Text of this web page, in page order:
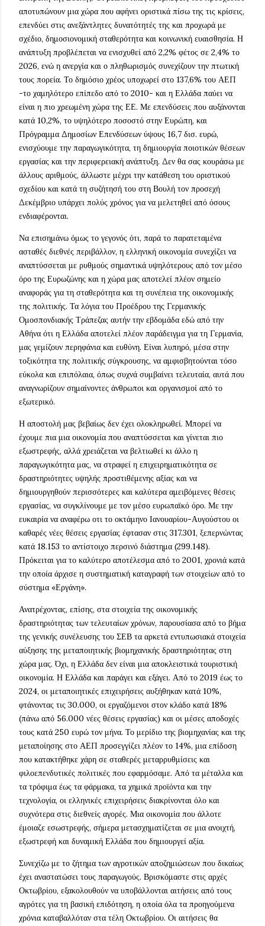
αποτυπώνουν μια χώρα που αφήνει οριστικά πίσω της τις κρίσεις,
επενδύει στις ανεξάντλητες δυνατότητές της και προχωρά με
σχέδιο, δημοσιονομική σταθερότητα και κοινωνική ευαισθησία. Η
ανάπτυξη προβλέπεται να ενισχυθεί από 2,2% φέτος σε 2,4% το
2026, ενώ η ανεργία και ο πληθωρισμός συνεχίζουν την πτωτική
τους πορεία. Το δημόσιο χρέος υποχωρεί στο 137,6% του ΑΕΠ
-το χαμηλότερο επίπεδο από το 2010- και η Ελλάδα παύει να
είναι η πιο χρεωμένη χώρα της ΕΕ. Με επενδύσεις που αυξάνονται
κατά 10,2%, το υψηλότερο ποσοστό στην Ευρώπη, και
Πρόγραμμα Δημοσίων Επενδύσεων ύψους 16,7 δισ. ευρώ,
ενισχύουμε την παραγωγικότητα, τη δημιουργία ποιοτικών θέσεων
εργασίας και την περιφερειακή ανάπτυξη. Δεν θα σας κουράσω με
άλλους αριθμούς, άλλωστε μέχρι την κατάθεση του οριστικού
σχεδίου και κατά τη συζήτησή του στη Βουλή τον προσεχή
Δεκέμβριο υπάρχει πολύς χρόνος για να μελετηθεί από όσους
ενδιαφέρονται.
Να επισημάνω όμως το γεγονός ότι, παρά το παρατεταμένα
ασταθές διεθνές περιβάλλον, η ελληνική οικονομία συνεχίζει να
αναπτύσσεται με ρυθμούς σημαντικά υψηλότερους από τον μέσο
όρο της Ευρωζώνης και η χώρα μας αποτελεί πλέον σημείο
αναφοράς για τη σταθερότητα και τη συνέπεια της οικονομικής
της πολιτικής. Τα λόγια του Προέδρου της Γερμανικής
Ομοσπονδιακής Τράπεζας αυτήν την εβδομάδα εδώ από την
Αθήνα ότι η Ελλάδα αποτελεί πλέον παράδειγμα για τη Γερμανία,
μας γεμίζουν περηφάνια και ευθύνη. Είναι λυπηρό, μέσα στην
τοξικότητα της πολιτικής σύγκρουσης, να αμφισβητούνται τόσο
εύκολα και επιπόλαια, όπως συχνά συμβαίνει τελευταία, αυτά που
αναγνωρίζουν σημαίνοντες άνθρωποι και οργανισμοί από το
εξωτερικό.
Η αποστολή μας βεβαίως δεν έχει ολοκληρωθεί. Μπορεί να
έχουμε πια μια οικονομία που αναπτύσσεται και γίνεται πιο
εξωστρεφής, αλλά χρειάζεται να βελτιωθεί κι άλλο η
παραγωγικότητα μας, να στραφεί η επιχειρηματικότητα σε
δραστηριότητες υψηλής προστιθέμενης αξίας και να
δημιουργηθούν περισσότερες και καλύτερα αμειβόμενες θέσεις
εργασίας, να συγκλίνουμε με τον μέσο ευρωπαϊκό όρο. Με την
ευκαιρία να αναφέρω οτι το οκτάμηνο Ιανουαρίου-Αυγούστου οι
καθαρές νέες θέσεις εργασίας έφτασαν στις 317.301, ξεπερνώντας
κατά 18.153 το αντίστοιχο περσινό διάστημα (299.148).
Πρόκειται για το καλύτερο αποτέλεσμα από το 2001, χρονιά κατά
την οποία άρχισε η συστηματική καταγραφή των στοιχείων από το
σύστημα «Εργάνη».
Ανατρέχοντας, επίσης, στα στοιχεία της οικονομικής
δραστηριότητας των τελευταίων χρόνων, παρουσίασα από το βήμα
της γενικής συνέλευσης του ΣΕΒ τα αρκετά εντυπωσιακά στοιχεία
αύξησης της μεταποιητικής βιομηχανικής δραστηριότητας στη
χώρα μας. Όχι, η Ελλάδα δεν είναι μια αποκλειστικά τουριστική
οικονομία. Η Ελλάδα και παράγει και εξάγει. Από το 2019 έως το
2024, οι μεταποιητικές επιχειρήσεις αυξήθηκαν κατά 10%,
φτάνοντας τις 30.000, οι εργαζόμενοι στον κλάδο κατά 18%
(πάνω από 56.000 νέες θέσεις εργασίας) και οι μέσες αποδοχές
τους κατά 250 ευρώ τον μήνα. Το μερίδιο της βιομηχανίας και της
μεταποίησης στο ΑΕΠ προσεγγίζει πλέον το 14%, μια επίδοση
που κατακτήθηκε χάρη σε σταθερές μεταρρυθμίσεις και
φιλοεπενδυτικές πολιτικές που εφαρμόσαμε. Από τα μέταλλα και
τα τρόφιμα έως τα φάρμακα, τα χημικά προϊόντα και την
τεχνολογία, οι ελληνικές επιχειρήσεις διακρίνονται όλο και
συχνότερα στις διεθνείς αγορές. Μια οικονομία που άλλοτε
έμοιαζε εσωστρεφής, σήμερα μετασχηματίζεται σε μια ανοιχτή,
εξωστρεφή και δυναμική Ελλάδα που δημιουργεί αξία.
Συνεχίζω με το ζήτημα των αγροτικών αποζημιώσεων που δικαίως
έχει αναστατώσει τους παραγωγούς. Βρισκόμαστε στις αρχές
Οκτωβρίου, εξακολουθούν να υποβάλλονται αιτήσεις από τους
αγρότες για τη βασική επιδότηση, η οποία όλα τα προηγούμενα
χρόνια καταβαλλόταν στα τέλη Οκτωβρίου. Οι αιτήσεις θα